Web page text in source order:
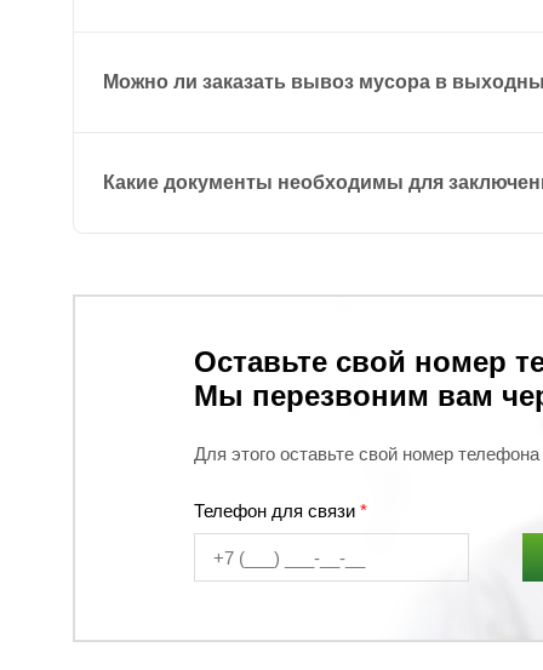
Можно ли заказать вывоз мусора в
Какие документы необходимы для
Оставьте свой номер
Мы перезвоним вам
Для этого оставьте свой номер телефона
Телефон для связи*